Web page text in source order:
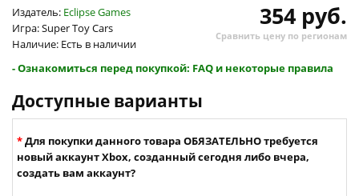
Издатель: Eclipse Games
Игра: Super Toy Cars
Наличие: Есть в наличии
354 руб.
Сравнить цену по регионам
- Ознакомиться перед покупкой: FAQ и некоторые правила
Доступные варианты
Для покупки данного товара ОБЯЗАТЕЛЬНО требуется
новый аккаунт Xbox, созданный сегодня либо вчера,
создать вам аккаунт?